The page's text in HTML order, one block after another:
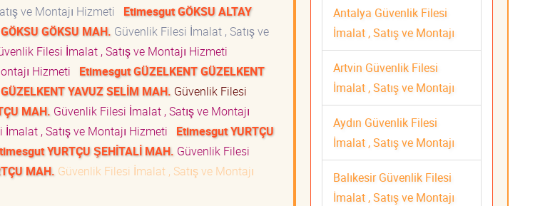
ve Montajı Hizmeti
Etimesgut GÖKSU ALTAY
GÖKSU MAH. Güvenlik Filesi İmalat , Satış ve
Filesi İmalat , Satış ve Montajı Hizmeti
Hizmeti
Etimesgut GÜZELKENT GÜZELKENT
YAVUZ SELİM MAH. Güvenlik Filesi
MAH. Güvenlik Filesi İmalat , Satış ve Montajı
İmalat , Satış ve Montajı Hizmeti
Etimesgut YURTÇU
YURTÇU ŞEHİTALİ MAH. Güvenlik Filesi
MAH. Güvenlik Filesi İmalat , Satış ve Montajı
Antalya Güvenlik Filesi
İmalat , Satış ve Montajı
Artvin Güvenlik Filesi
İmalat , Satış ve Montajı
Aydın Güvenlik Filesi
İmalat , Satış ve Montajı
Balıkesir Güvenlik Filesi
İmalat , Satış ve Montajı